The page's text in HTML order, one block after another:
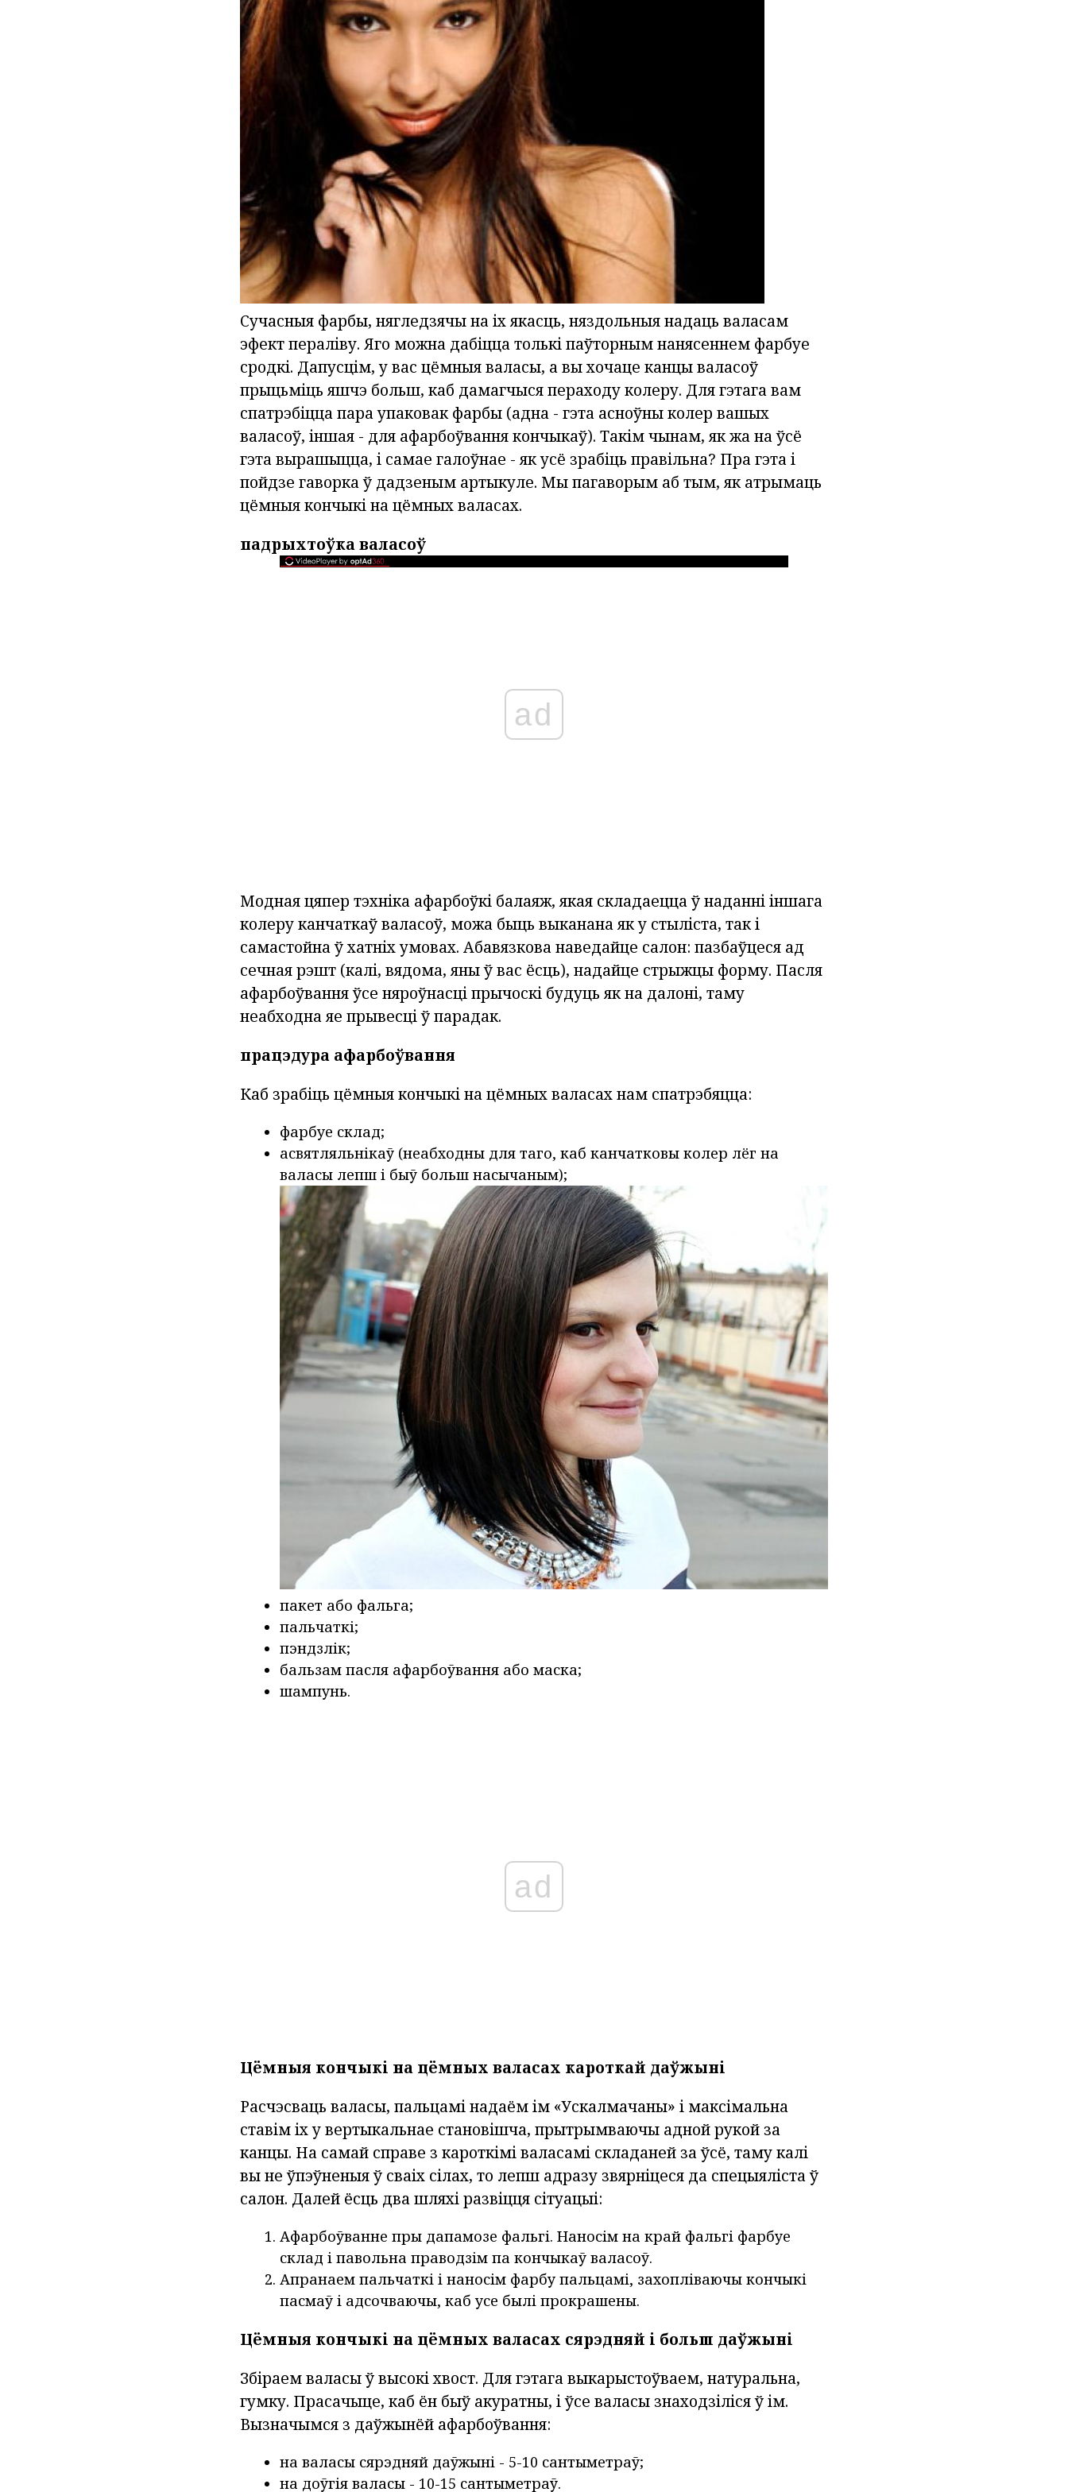
Сучасныя фарбы, нягледзячы на іх якасць, няздольныя надаць валасам
эфект пераліву. Яго можна дабіцца толькі паўторным нанясеннем фарбуе
сродкі. Дапусцім, у вас цёмныя валасы, а вы хочаце канцы валасоў
прыцьміць яшчэ больш, каб дамагчыся пераходу колеру. Для гэтага вам
спатрэбіцца пара упаковак фарбы (адна - гэта асноўны колер вашых
валасоў, іншая - для афарбоўвання кончыкаў). Такім чынам, як жа на ўсё
гэта вырашыцца, і самае галоўнае - як усё зрабіць правільна? Пра гэта і
пойдзе гаворка ў дадзеным артыкуле. Мы пагаворым аб тым, як атрымаць
цёмныя кончыкі на цёмных валасах.
падрыхтоўка валасоў
ad
Модная цяпер тэхніка афарбоўкі балаяж, якая складаецца ў наданні іншага
колеру канчаткаў валасоў, можа быць выканана як у стыліста, так і
самастойна ў хатніх умовах. Абавязкова наведайце салон: пазбаўцеся ад
сечная рэшт (калі, вядома, яны ў вас ёсць), надайце стрыжцы форму. Пасля
афарбоўвання ўсе няроўнасці прычоскі будуць як на далоні, таму
неабходна яе прывесці ў парадак.
працэдура афарбоўвання
Каб зрабіць цёмныя кончыкі на цёмных валасах нам спатрэбяцца:
фарбуе склад;
асвятляльнікаў (неабходны для таго, каб канчатковы колер лёг на
валасы лепш і быў больш насычаным);
пакет або фальга;
пальчаткі;
пэндзлік;
бальзам пасля афарбоўвання або маска;
шампунь.
ad
Цёмныя кончыкі на цёмных валасах кароткай даўжыні
Расчэсваць валасы, пальцамі надаём ім «Ускалмачаны» і максімальна
ставім іх у вертыкальнае становішча, прытрымваючы адной рукой за
канцы. На самай справе з кароткімі валасамі складаней за ўсё, таму калі
вы не ўпэўненыя ў сваіх сілах, то лепш адразу звярніцеся да спецыяліста ў
салон. Далей ёсць два шляхі развіцця сітуацыі:
Афарбоўванне пры дапамозе фальгі. Наносім на край фальгі фарбуе
склад і павольна праводзім па кончыкаў валасоў.
Апранаем пальчаткі і наносім фарбу пальцамі, захопліваючы кончыкі
пасмаў і адсочваючы, каб усе былі прокрашены.
Цёмныя кончыкі на цёмных валасах сярэдняй і больш даўжыні
Збіраем валасы ў высокі хвост. Для гэтага выкарыстоўваем, натуральна,
гумку. Прасачыце, каб ён быў акуратны, і ўсе валасы знаходзіліся ў ім.
Вызначымся з даўжынёй афарбоўвання:
на валасы сярэдняй даўжыні - 5-10 сантыметраў;
на доўгія валасы - 10-15 сантыметраў.